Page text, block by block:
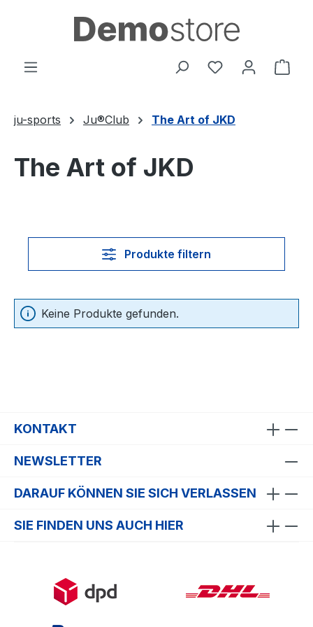
Zum Hauptinhalt springen
Du hast 0
ju-sports Ju®Club The Art of JKD
The Art of JKD
Produkte filtern
Keine Produkte gefunden.
KONTAKT
NEWSLETTER
DARAUF KÖNNEN SIE SICH VERLASSEN
SIE FINDEN UNS AUCH HIER